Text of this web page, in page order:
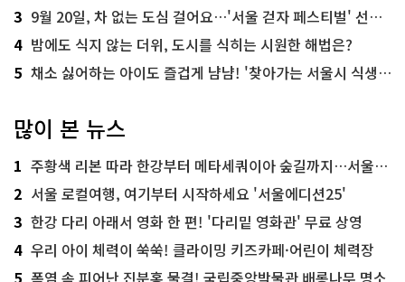
3 9월 20일, 차 없는 도심 걸어요…'서울 걷자 페스티벌' 선착순 5천명
4 밤에도 식지 않는 더위, 도시를 식히는 시원한 해법은?
5 채소 싫어하는 아이도 즐겁게 냠냠! '찾아가는 서울시 식생활 교육' 현장
많이 본 뉴스
1 주황색 리본 따라 한강부터 메타세쿼이아 숲길까지…서울둘레길 15코스
2 서울 로컬여행, 여기부터 시작하세요 '서울에디션25'
3 한강 다리 아래서 영화 한 편! '다리밑 영화관' 무료 상영
4 우리 아이 체력이 쑥쑥! 클라이밍 키즈카페·어린이 체력장
5 폭염 속 피어난 진분홍 물결! 국립중앙박물관 배롱나무 명소